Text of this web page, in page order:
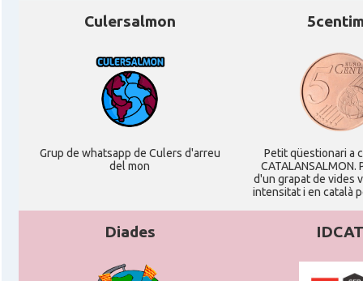
Casal Katalanischer Salon, e. V.
Oficina Exterior de Catalunya a
Oficina Exterior de Catalunya a
Delegació del Govern a Alemanya
Consolat general a Frankfurt am
Culersalmon
Grup de whatsapp de Culers d'arreu
del mon
Petit qüestionari a
CATALANSALMON.
d'un grapat de vides
intensitat i en català
Diades IDCAT